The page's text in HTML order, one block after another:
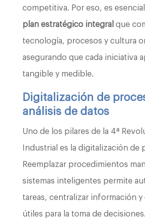
competitiva. Por eso, es
plan estratégico integral que
tecnología, procesos y cultura
asegurando que cada iniciativa
tangible y medible.
Digitalización de
análisis de datos
Uno de los pilares de la 4ª
Industrial es la digitalización de
Reemplazar procedimientos
sistemas inteligentes permite
tareas, centralizar información y
útiles para la toma de decisiones.